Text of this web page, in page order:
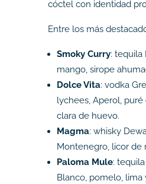
cóctel con identidad
Entre los más
Smoky Curry: tequila
mango, sirope
Dolce Vita: vodka
lychees, Aperol, puré
clara de huevo.
Magma: whisky
Montenegro, licor de
Paloma Mule:
Blanco, pomelo, lima